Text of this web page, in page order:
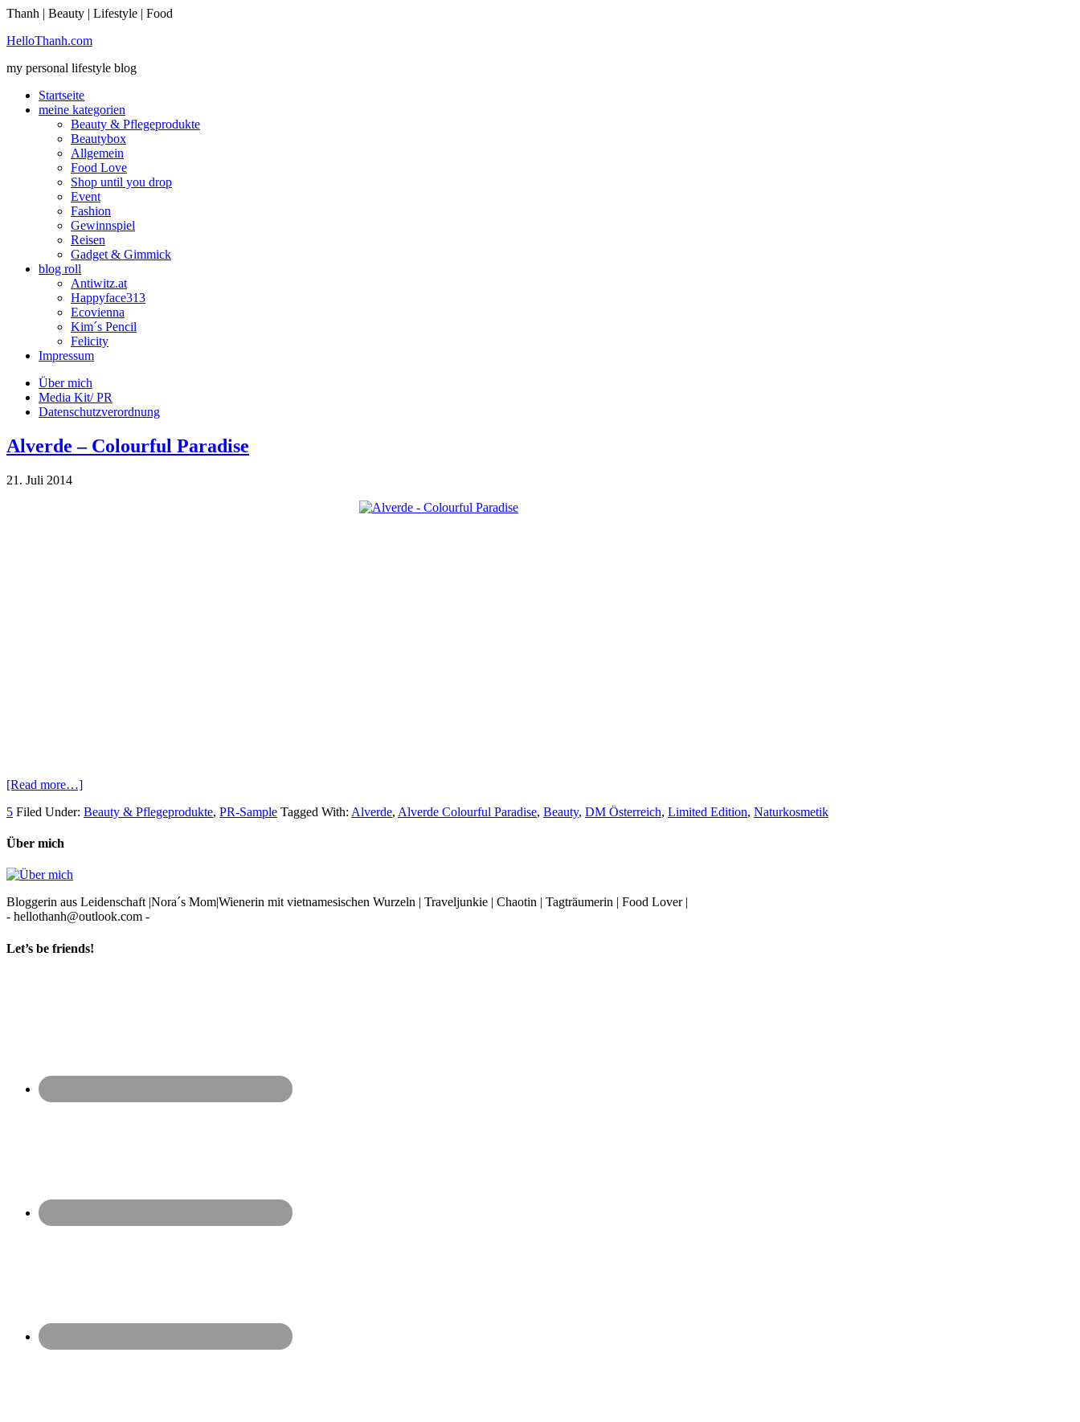
Thanh | Beauty | Lifestyle | Food
HelloThanh.com
my personal lifestyle blog
Startseite
meine kategorien
Beauty & Pflegeprodukte
Beautybox
Allgemein
Food Love
Shop until you drop
Event
Fashion
Gewinnspiel
Reisen
Gadget & Gimmick
blog roll
Antiwitz.at
Happyface313
Ecovienna
Kim´s Pencil
Felicity
Impressum
Über mich
Media Kit/ PR
Datenschutzverordnung
Alverde – Colourful Paradise
21. Juli 2014
[Read more…]
5 Filed Under: Beauty & Pflegeprodukte, PR-Sample Tagged With: Alverde, Alverde Colourful Paradise, Beauty, DM Österreich, Limited Edition, Naturkosmetik
Über mich
Bloggerin aus Leidenschaft |Nora´s Mom|Wienerin mit vietnamesischen Wurzeln | Traveljunkie | Chaotin | Tagträumerin | Food Lover |
- hellothanh@outlook.com -
Let’s be friends!